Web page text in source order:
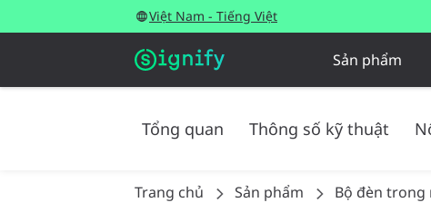
Việt Nam - Tiếng Việt
Sản phẩm
Tổng quan Thông số kỹ thuật
Trang chủ Sản phẩm Bộ đèn trong